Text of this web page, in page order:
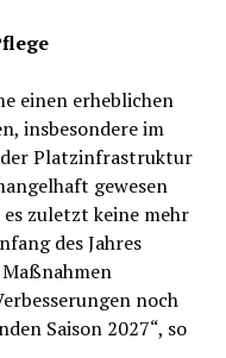
einen erheblichen
insbesondere im
der Platzinfrastruktur
gewesen
zuletzt keine mehr
des Jahres
noch
Saison 2027“, so